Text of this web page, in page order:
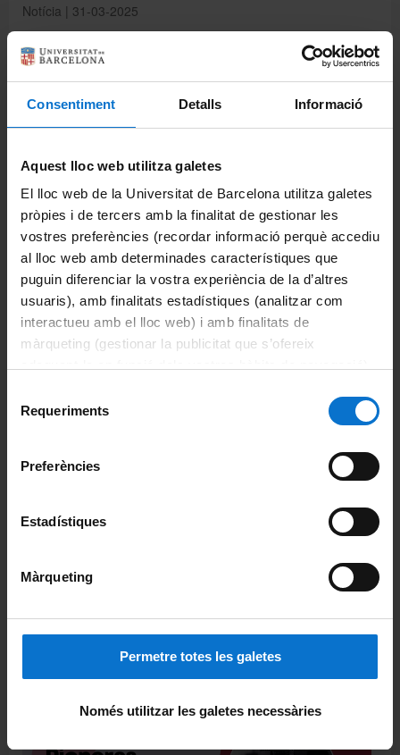
Consentiment Detalls Informació
Aquest lloc web utilitza galetes
El lloc web de la Universitat de Barcelona utilitza galetes
pròpies i de tercers amb la finalitat de gestionar les
vostres preferències (recordar informació perquè accediu
al lloc web amb determinades característiques que
puguin diferenciar la vostra experiència de la d’altres
usuaris), amb finalitats estadístiques (analitzar com
interactueu amb el lloc web) i amb finalitats de
màrqueting (gestionar la publicitat que s’ofereix
consultar laPolítica de galetes del lloc web de la
Requeriments
Preferències
Estadístiques
Màrqueting
Permetre totes les galetes
Només utilitzar les galetes necessàries
Notícia | 31-03-2025
Novetats a la Seu electrònica
Notícia | 25-02-2025
Nou catàleg de tràmits de la Seu Electrònica
Abeurant-se en les fonts primàries per nodrir mestres i
alumnat en l’etapa de primària
Notícia | 17-01-2025
XERRADES KM 0 SOBRE ARXIUS I GESTIÓ DOCUMENTAL
Octubre de jornades
Notícia | 21-10-2024